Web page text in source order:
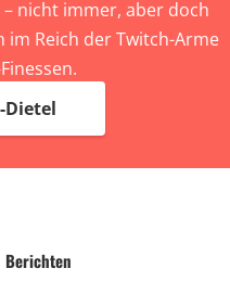
nicht immer, aber doch
Reich der Twitch-Arme
Dietel
Berichten